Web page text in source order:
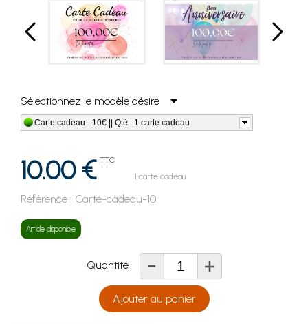
Sélectionnez le modèle désiré
Carte cadeau - 10€ || Qté : 1 carte cadeau
10.00 € TTC
1 carte cadeau
Référence : Carte-cadeau-10
Article disponible
Quantité - +
Ajouter au panier